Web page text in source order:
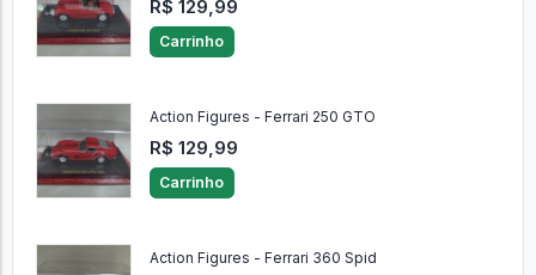
R$ 129,99
Carrinho
Action Figures - Ferrari 250 GTO
R$ 129,99
Carrinho
Action Figures - Ferrari 360 Spid